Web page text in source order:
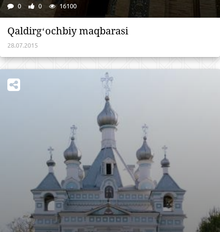
0 0 16100
Qaldirgʻochbiy maqbarasi
28.07.2015